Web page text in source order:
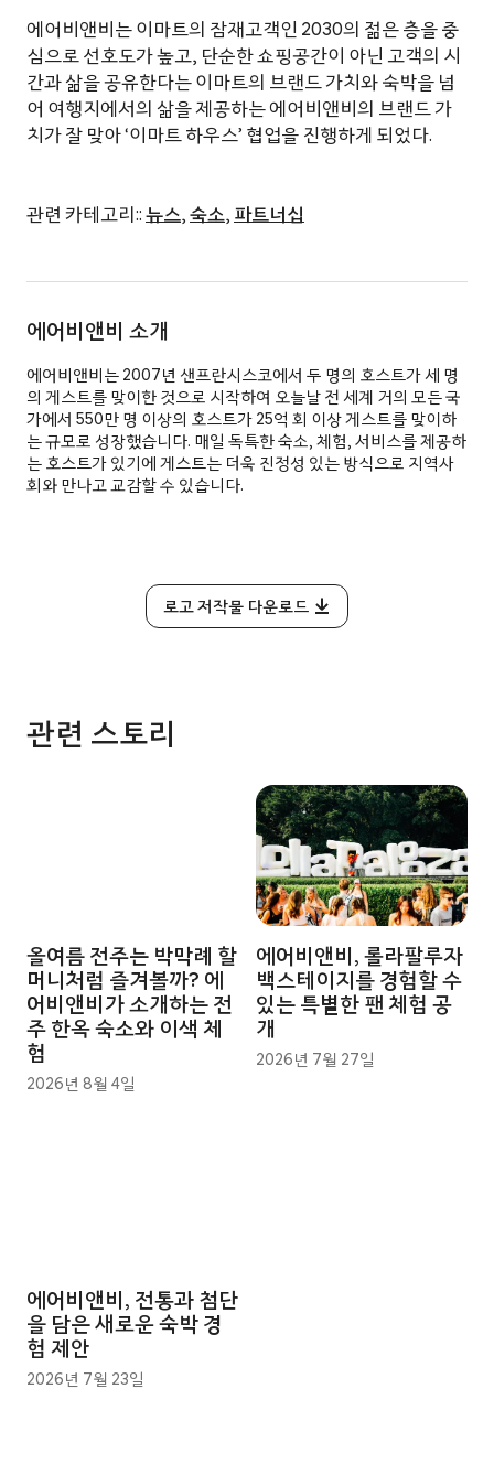
에어비앤비는 이마트의 잠재고객인 2030의 젊은 층을 중
심으로 선호도가 높고, 단순한 쇼핑공간이 아닌 고객의 시
간과 삶을 공유한다는 이마트의 브랜드 가치와 숙박을 넘
어 여행지에서의 삶을 제공하는 에어비앤비의 브랜드 가
치가 잘 맞아 ‘이마트 하우스’ 협업을 진행하게 되었다.
관련 카테고리::뉴스,숙소, 파트너십
에어비앤비 소개
에어비앤비는 2007년 샌프란시스코에서 두 명의 호스트가 세 명
의 게스트를 맞이한 것으로 시작하여 오늘날 전 세계 거의 모든 국
가에서 550만 명 이상의 호스트가 25억 회 이상 게스트를 맞이하
는 규모로 성장했습니다. 매일 독특한 숙소, 체험, 서비스를 제공하
는 호스트가 있기에 게스트는 더욱 진정성 있는 방식으로 지역사
회와 만나고 교감할 수 있습니다.
로고 저작물 다운로드
관련 스토리
올여름 전주는 박막례 할
머니처럼 즐겨볼까? 에
어비앤비가 소개하는 전
주 한옥 숙소와 이색 체
험
2026년 8월 4일
에어비앤비, 롤라팔루자
백스테이지를 경험할 수
있는 특별한 팬 체험 공
개
2026년 7월 27일
에어비앤비, 전통과 첨단
을 담은 새로운 숙박 경
험 제안
2026년 7월 23일